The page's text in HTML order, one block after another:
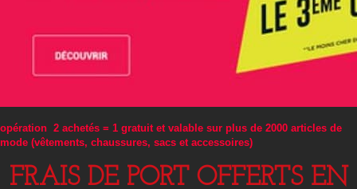
opération 2 achetés = 1 gratuit et valable sur plus de 2000 articles de
mode (vêtements, chaussures, sacs et accessoires)
FRAIS DE PORT OFFERTS EN